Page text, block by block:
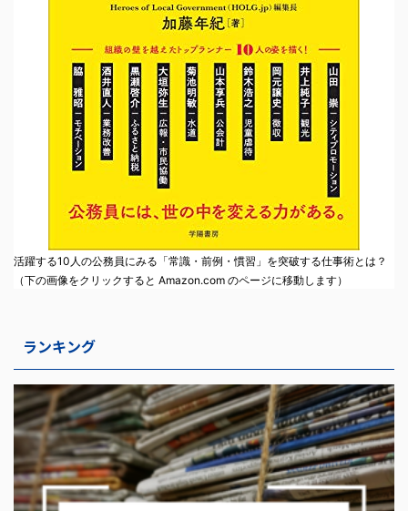
活躍する10人の公務員にみる「常識・前例・慣習」を突破する仕事術とは？
（下の画像をクリックすると Amazon.com のページに移動します）
ランキング